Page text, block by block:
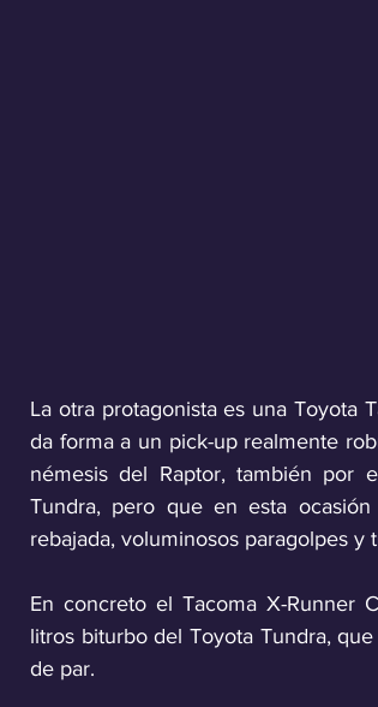
La otra protagonista es una Toyota
da forma a un pick-up realmente
némesis del Raptor, también por
Tundra, pero que en esta
rebajada, voluminosos paragolpes y
En concreto el Tacoma X-Runner
litros biturbo del Toyota Tundra,
de par.